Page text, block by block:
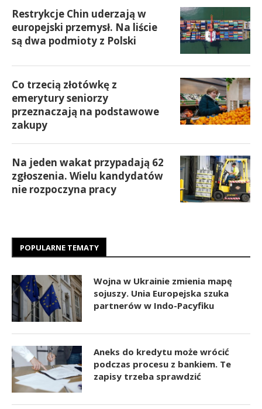
Restrykcje Chin uderzają w
europejski przemysł. Na liście
są dwa podmioty z Polski
Co trzecią złotówkę z
emerytury seniorzy
przeznaczają na podstawowe
zakupy
Na jeden wakat przypadają 62
zgłoszenia. Wielu kandydatów
nie rozpoczyna pracy
POPULARNE TEMATY
Wojna w Ukrainie zmienia mapę
sojuszy. Unia Europejska szuka
partnerów w Indo-Pacyfiku
Aneks do kredytu może wrócić
podczas procesu z bankiem. Te
zapisy trzeba sprawdzić